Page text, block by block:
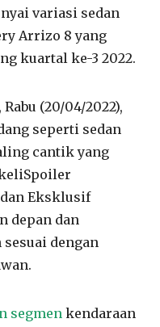
variasi sedan
Arrizo 8 yang
kuartal ke-3 2022.
(20/04/2022),
seperti sedan
cantik yang
Eksklusif
depan dan
dengan
segmenkendaraan